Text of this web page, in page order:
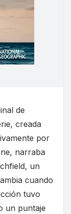
de
creada
por
narraba
un
cuando
tuvo
un puntaje